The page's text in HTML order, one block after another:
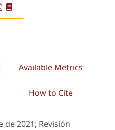
Available Metrics
How to Cite
de 2021; Revisión